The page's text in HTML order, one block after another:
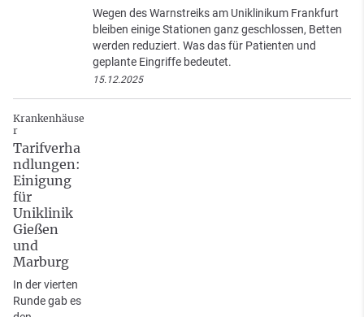
Wegen des Warnstreiks am Uniklinikum Frankfurt
bleiben einige Stationen ganz geschlossen, Betten
werden reduziert. Was das für Patienten und
geplante Eingriffe bedeutet.
15.12.2025
Krankenhäuse
r
Tarifverha
ndlungen:
Einigung
für
Uniklinik
Gießen
und
Marburg
In der vierten
Runde gab es